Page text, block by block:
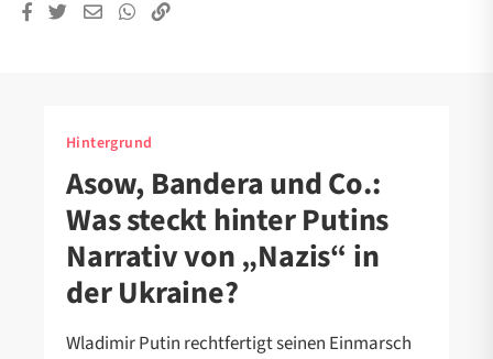
Hintergrund
Asow, Bandera und Co.:
Was steckt hinter Putins
Narrativ von „Nazis“ in
der Ukraine?
Wladimir Putin rechtfertigt seinen Einmarsch